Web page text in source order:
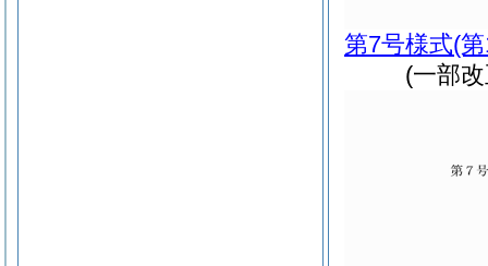
第7号様式(
(一部